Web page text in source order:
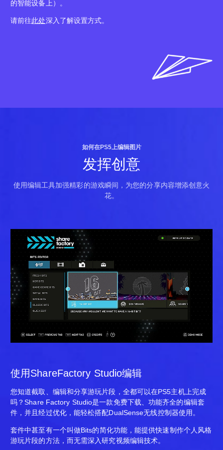
的智能设备上）。
请前往此处深入了解设置方式。
如何在PS5上编辑图片
发挥创意
使用编辑工具加强精彩的游戏瞬间，为您的分享内容增添创意火
花。
使用ShareFactory Studio编辑
您知道截取、编辑和分享游玩片段，全都可以在PS5主机上完成
吗？Share Factory Studio是一款免费下载、功能齐全的编辑套
件，并且经过优化，能轻松搭配DualSense无线控制器使用。
套件中甚至有一个叫做Bits的简化功能，能提供快速制作个人风格
游玩片段的方法，而无需深入研究视频编辑技术。